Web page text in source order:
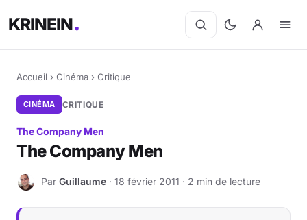
KRINEIN
Accueil › Cinéma › Critique
CINÉMA CRITIQUE
The Company Men
The Company Men
G Par Guillaume · 18 février 2011 · 2 min de lecture